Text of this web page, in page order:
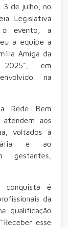
3 de julho, no
Legislativa
o evento, a
à equipe a
Amiga da
em
na
Rede Bem
atendem aos
voltados à
e ao
gestantes,
é
da
qualificação
esse